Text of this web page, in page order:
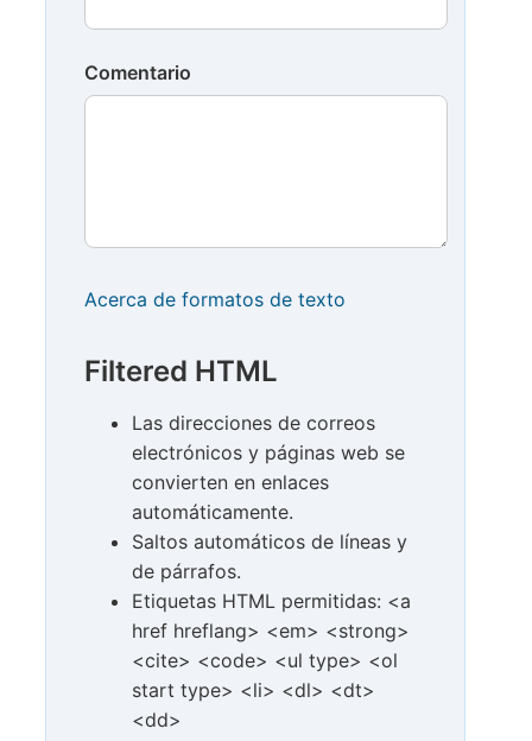
Comentario
Acerca de formatos de texto
Filtered HTML
Las direcciones de correos
electrónicos y páginas web se
convierten en enlaces
automáticamente.
Saltos automáticos de líneas y
de párrafos.
Etiquetas HTML permitidas: <a
href hreflang> <em> <strong>
<cite> <code> <ul type> <ol
start type> <li> <dl> <dt>
<dd>